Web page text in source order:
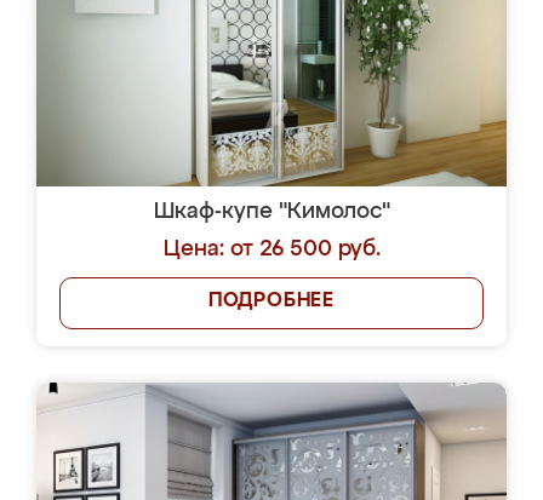
Шкаф-купе "Кимолос"
Цена: от 26 500 руб.
ПОДРОБНЕЕ